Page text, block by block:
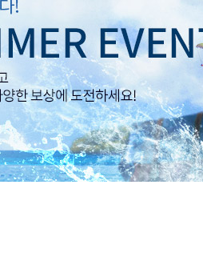
가디언즈
패스 오브
비
서비스
내정보
보안센터
이벤트
업데이트
대회소식
클랜
모집